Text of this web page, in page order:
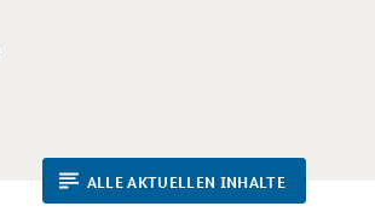
ALLE AKTUELLEN INHALTE